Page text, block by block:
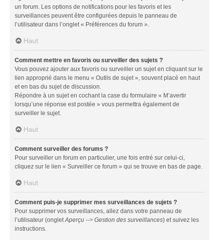
un forum. Les options de notifications pour les favoris et les
surveillances peuvent être configurées depuis le panneau de
l’utilisateur dans l’onglet « Préférences du forum ».
Haut
Comment mettre en favoris ou surveiller des sujets ?
Vous pouvez ajouter aux favoris ou surveiller un sujet en cliquant sur le
lien approprié dans le menu « Outils de sujet », souvent placé en haut
et en bas du sujet de discussion.
Répondre à un sujet en cochant la case du formulaire « M’avertir
lorsqu’une réponse est postée » vous permettra également de
surveiller le sujet.
Haut
Comment surveiller des forums ?
Pour surveiller un forum en particulier, une fois entré sur celui-ci,
cliquez sur le lien « Surveiller ce forum » qui se trouve en bas de page.
Haut
Comment puis-je supprimer mes surveillances de sujets ?
Pour supprimer vos surveillances, allez dans votre panneau de
l’utilisateur (ongletAperçu --> Gestion des surveillances) et suivez les
instructions.